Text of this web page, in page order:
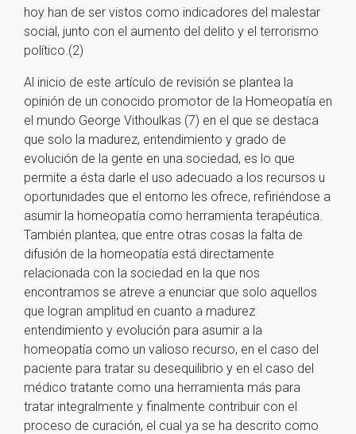
hoy han de ser vistos como indicadores del malestar
social, junto con el aumento del delito y el terrorismo
político.(2)
Al inicio de este artículo de revisión se plantea la
opinión de un conocido promotor de la Homeopatía en
el mundo George Vithoulkas (7) en el que se destaca
que solo la madurez, entendimiento y grado de
evolución de la gente en una sociedad, es lo que
permite a ésta darle el uso adecuado a los recursos u
oportunidades que el entorno les ofrece, refiriéndose a
asumir la homeopatía como herramienta terapéutica.
También plantea, que entre otras cosas la falta de
difusión de la homeopatía está directamente
relacionada con la sociedad en la que nos
encontramos se atreve a enunciar que solo aquellos
que logran amplitud en cuanto a madurez
entendimiento y evolución para asumir a la
homeopatía como un valioso recurso, en el caso del
paciente para tratar su desequilibrio y en el caso del
médico tratante como una herramienta más para
tratar integralmente y finalmente contribuir con el
proceso de curación, el cual ya se ha descrito como